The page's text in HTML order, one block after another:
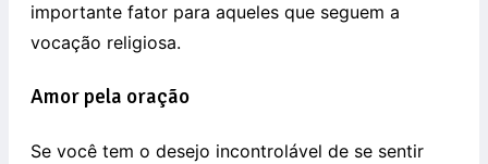
importante fator para aqueles que seguem a
vocação religiosa.
Amor pela oração
Se você tem o desejo incontrolável de se sentir